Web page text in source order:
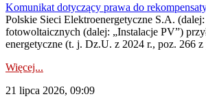
Komunikat dotyczący prawa do
Polskie Sieci Elektroenergetyczne S.A.
fotowoltaicznych (dalej: „Instalacje PV”)
energetyczne (t. j. Dz.U. z 2024 r., poz. 266
Więcej...
21 lipca 2026, 09:09